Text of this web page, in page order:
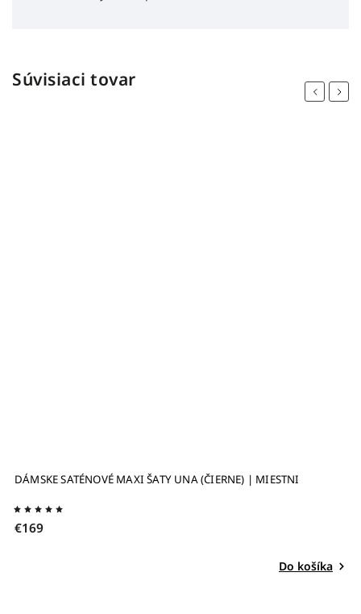
Súvisiaci tovar
Previous
DÁMSKE SATÉNOVÉ MAXI ŠATY UNA (ČIERNE) | MIESTNI
€169
Do košíka
Next